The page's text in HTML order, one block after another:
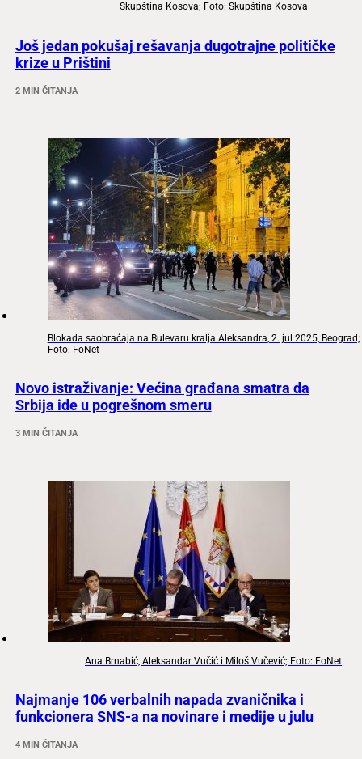
Skupština Kosova; Foto: Skupština Kosova
Još jedan pokušaj rešavanja dugotrajne političke
krize u Prištini
2 MIN ČITANJA
Blokada saobraćaja na Bulevaru kralja Aleksandra, 2. jul 2025, Beograd;
Foto: FoNet
Novo istraživanje: Većina građana smatra da
Srbija ide u pogrešnom smeru
3 MIN ČITANJA
Ana Brnabić, Aleksandar Vučić i Miloš Vučević; Foto: FoNet
Najmanje 106 verbalnih napada zvaničnika i
funkcionera SNS-a na novinare i medije u julu
4 MIN ČITANJA